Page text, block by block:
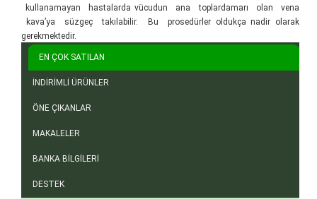
kullanamayan hastalarda vücudun ana toplardamarı olan vena
kava’ya süzgeç takılabilir. Bu prosedürler oldukça nadir olarak
gerekmektedir.
EN ÇOK SATILAN
İNDİRİMLİ ÜRÜNLER
ÖNE ÇIKANLAR
MAKALELER
BANKA BİLGİLERİ
DESTEK